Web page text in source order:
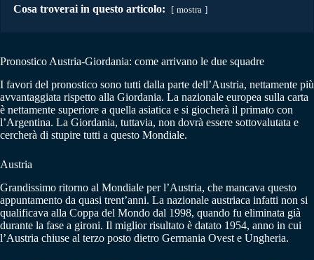
Cosa troverai in questo articolo: mostra
Pronostico Austria-Giordania: come arrivano le due squadre
I favori del pronostico sono tutti dalla parte dell’Austria, nettamente più
avvantaggiata rispetto alla Giordania. La nazionale europea sulla carta
è nettamente superiore a quella asiatica e si giocherà il primato con
l’Argentina. La Giordania, tuttavia, non dovrà essere sottovalutata e
cercherà di stupire tutti a questo Mondiale.
Austria
Grandissimo ritorno al Mondiale per l’Austria, che mancava questo
appuntamento da quasi trent’anni. La nazionale austriaca infatti non si
qualificava alla Coppa del Mondo dal 1998, quando fu eliminata già
durante la fase a gironi. Il miglior risultato è datato 1954, anno in cui
l’Austria chiuse al terzo posto dietro Germania Ovest e Ungheria.